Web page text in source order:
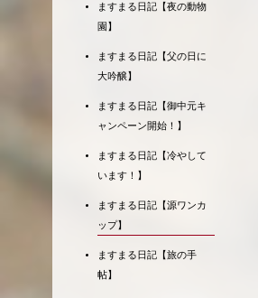
ますまる日記【夜の動物
園】
ますまる日記【父の日に
大吟醸】
ますまる日記【御中元キ
ャンペーン開始！】
ますまる日記【冷やして
います！】
ますまる日記【源ワンカ
ップ】
ますまる日記【旅の手
帖】